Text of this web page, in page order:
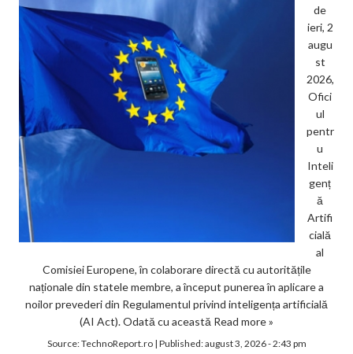
de
ieri, 2
augu
st
2026,
Ofici
ul
pentr
u
Inteli
genț
ă
Artifi
cială
al
Comisiei Europene, în colaborare directă cu autoritățile
naționale din statele membre, a început punerea în aplicare a
noilor prevederi din Regulamentul privind inteligența artificială
(AI Act). Odată cu această Read more »
Source:TechnoReport.ro| Published:august 3, 2026 - 2:43 pm